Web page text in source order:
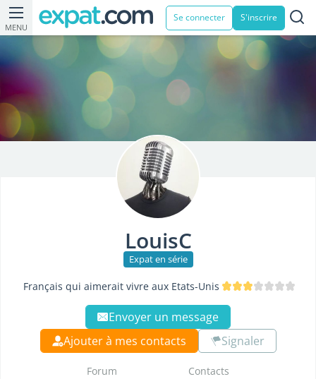
MENU
Se connecter S'inscrire
LouisC
Expat en série
Français qui aimerait vivre aux Etats-Unis
Envoyer un message
Ajouter à mes contacts
Signaler
Forum
Contacts